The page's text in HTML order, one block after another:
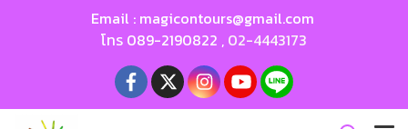
Email : magicontours@gmail.com
โทร 089-2190822 , 02-4443173